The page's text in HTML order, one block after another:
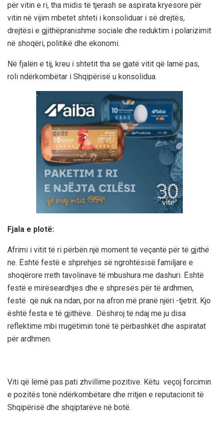
për vitin e ri, tha midis të tjerash se aspirata kryesore për
vitin në vijim mbetet shteti i konsoliduar i së drejtës,
drejtësi e gjithëpranishme sociale dhe reduktim i polarizimit
në shoqëri, politikë dhe ekonomi.
Në fjalën e tij, kreu i shtetit tha se gjatë vitit që lamë pas,
roli ndërkombëtar i Shqipërisë u konsolidua.
Fjala e plotë:
Afrimi i vitit të ri përbën një moment të veçantë për të gjithë
ne. Është festë e shprehjes së ngrohtësisë familjare e
shoqërore rreth tavolinave të mbushura me dashuri. Është
festë e mirëseardhjes dhe e shpresës për të ardhmen,
festë që nuk na ndan, por na afron më pranë njëri -tjetrit. Kjo
është festa e të gjithëve. Dëshiroj të ndaj me ju disa
reflektime mbi rrugëtimin tonë të përbashkët dhe aspiratat
për ardhmen.
Viti që lëmë pas pati zhvillime pozitive. Këtu veçoj forcimin
e pozitës tonë ndërkombëtare dhe rritjen e reputacionit të
Shqipërisë dhe shqiptarëve në botë.